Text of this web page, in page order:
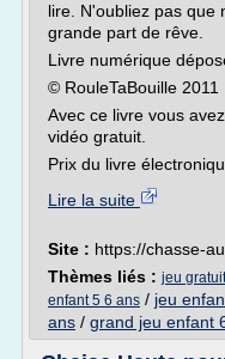
lire. N'oubliez pas que
grande part de rêve.
Livre numérique
© RouleTaBouille 2011
Avec ce livre vous
vidéo gratuit.
Prix du livre
Lire la suite
Site : https://chasse-
Thèmes liés : jeu
enfant 5 6 ans / jeu
ans / grand jeu enfant